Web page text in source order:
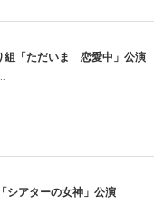
組「ただいま 恋愛中」公演
シアターの女神」公演